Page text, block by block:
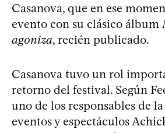
Casanova, que en ese
evento con su clásico álbum
agoniza, recién publicado.
Casanova tuvo un rol
retorno del festival. Según
uno de los responsables de
eventos y espectáculos